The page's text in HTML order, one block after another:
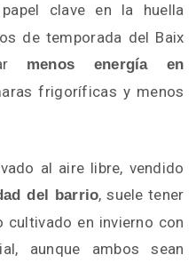
clave en la huella
de temporada del Baix
menos energía en
frigoríficas y menos
al aire libre, vendido
del barrio, suele tener
cultivado en invierno con
aunque ambos sean